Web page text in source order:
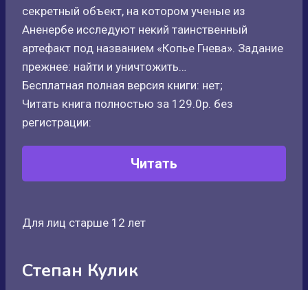
секретный объект, на котором ученые из
Аненербе исследуют некий таинственный
артефакт под названием «Копье Гнева». Задание
прежнее: найти и уничтожить…
Бесплатная полная версия книги: нет;
Читать книга полностью за 129.0р. без
регистрации:
Читать
Для лиц старше 12 лет
Степан Кулик